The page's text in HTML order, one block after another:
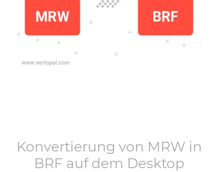
Konvertierung von MRW in
BRF auf dem Desktop